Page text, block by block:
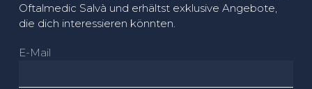
Oftalmedic Salvà und erhältst exklusive Angebote,
die dich interessieren könnten.
E-Mail